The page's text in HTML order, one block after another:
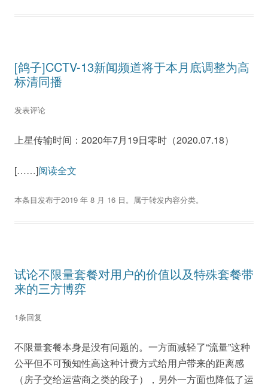
[鸽子]CCTV-13新闻频道将于本月底调整为高
标清同播
发表评论
上星传输时间：2020年7月19日零时（2020.07.18）
[……]阅读全文
本条目发布于2019 年 8 月 16 日。属于转发内容分类。
试论不限量套餐对用户的价值以及特殊套餐带
来的三方博弈
1条回复
不限量套餐本身是没有问题的。一方面减轻了“流量”这种
公平但不可预知性高这种计费方式给用户带来的距离感
（房子交给运营商之类的段子），另外一方面也降低了运